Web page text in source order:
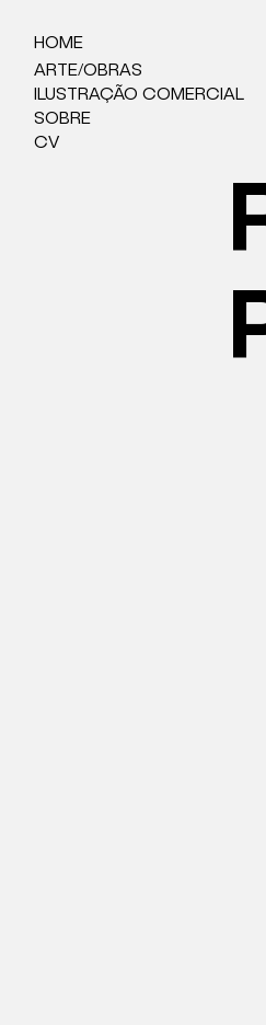
ARTE/OBRAS
ILUSTRAÇÃO COMERCIAL
SOBRE
CV
HOME